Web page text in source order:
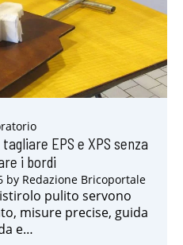
EPS e XPS senza
i bordi
by Redazione Bricoportale
pulito servono
misure precise, guida
e…